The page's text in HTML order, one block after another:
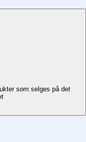
som selges på det